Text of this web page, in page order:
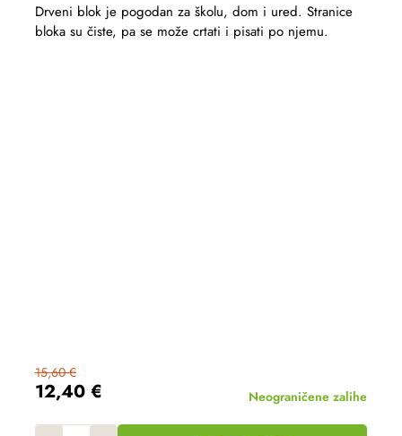
12,40 €
15,60 €
Neograničene zalihe
Drveni blok je pogodan za školu, dom i ured. Stranice
bloka su čiste, pa se može crtati i pisati po njemu.